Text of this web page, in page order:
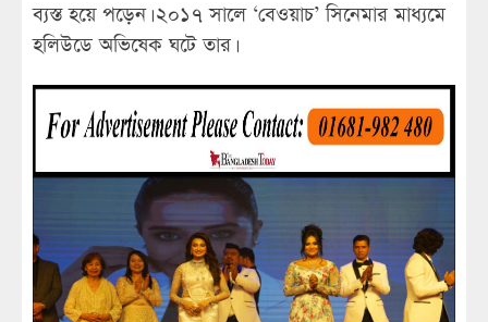
ব্যস্ত হয়ে পড়েন। ২০১৭ সালে ‘বেওয়াচ’ সিনেমার মাধ্যমে
হলিউডে অভিষেক ঘটে তার।